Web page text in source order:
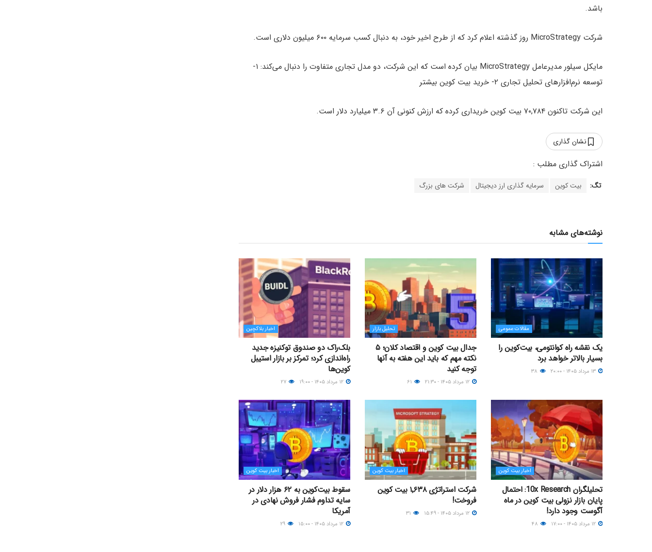
باشد.
شرکت MicroStrategy روز گذشته اعلام کرد که از طرح اخیر خود، به دنبال کسب سرمایه ۶۰۰ میلیون دلاری است.
مایکل سیلور مدیرعامل MicroStrategy بیان کرده است که این شرکت، دو مدل تجاری متفاوت را دنبال می‌کند: ۱-
توسعه نرم‌افزار‌های تحلیل تجاری ۲- خرید بیت کوین بیشتر
این شرکت تاکنون ۷۰,۷۸۴ بیت کوین خریداری کرده که ارزش کنونی آن ۳.۶ میلیارد دلار است.
نشان گذاری
تگ: بیت کوین سرمایه گذاری ارز دیجیتال شرکت های بزرگ
نوشته‌های مشابه
مقالات عمومی
یک نقشه راه کوانتومی، بیت‌کوین را
بسیار بالاتر خواهد برد
تحلیل بازار
جدال بیت کوین و اقتصاد کلان؛ ۵
نکته مهم که باید این هفته به آنها
توجه کنید
اخبار بلاکچین
بلک‌راک دو صندوق توکنیزه جدید
راه‌اندازی کرد؛ تمرکز بر بازار استیبل
کوین‌ها
اخبار بیت کوین
تحلیلگران 10x Research: احتمال
پایان بازار نزولی بیت کوین در ماه
آگوست وجود دارد!
اخبار بیت کوین
شرکت استراتژی ۱٬۶۳۸ بیت کوین
فروخت!
اخبار بیت کوین
سقوط بیت‌کوین به ۶۲ هزار دلار در
سایه تداوم فشار فروش نهادی در
آمریکا